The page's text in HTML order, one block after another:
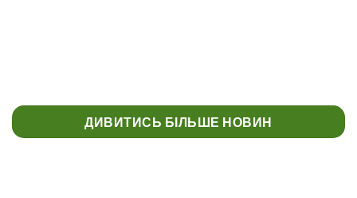
УКРАЇНСЬКОЇ ДІАСПОРИ
ДИВИТИСЬ БІЛЬШЕ НОВИН